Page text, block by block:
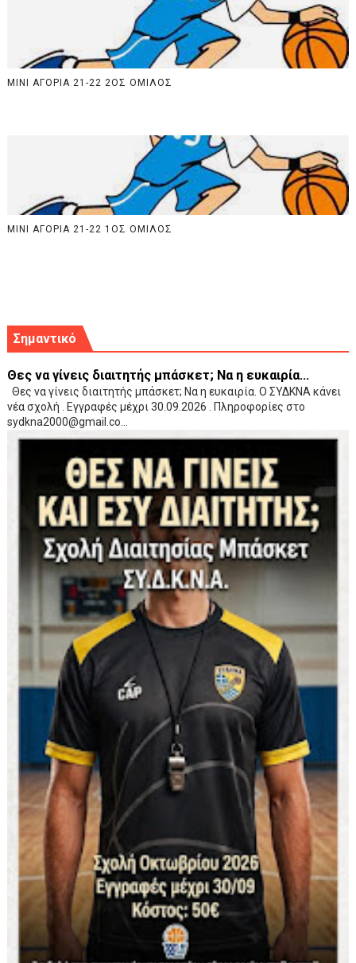
ΜΙΝΙ ΑΓΟΡΙΑ 21-22 2ΟΣ ΟΜΙΛΟΣ
ΜΙΝΙ ΑΓΟΡΙΑ 21-22 1ΟΣ ΟΜΙΛΟΣ
Σημαντικό
Θες να γίνεις διαιτητής μπάσκετ; Να η ευκαιρία...
Θες να γίνεις διαιτητής μπάσκετ; Να η ευκαιρία. Ο ΣΥΔΚΝΑ κάνει
νέα σχολή . Εγγραφές μέχρι 30.09.2026 . Πληροφορίες στο
sydkna2000@gmail.co...